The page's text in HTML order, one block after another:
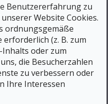
Benutzererfahrung zu
Website Cookies.
ordnungsgemäße
(z. B. zum
oder zum
die Besucherzahlen
zu verbessern oder
Ihre Interessen